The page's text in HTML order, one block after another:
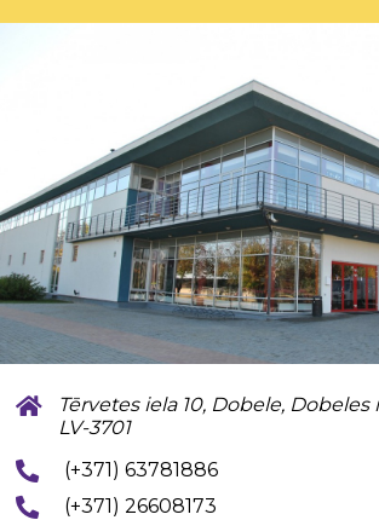
Tērvetes iela 10, Dobele, Dobeles
LV-3701
(+371) 63781886
(+371) 26608173